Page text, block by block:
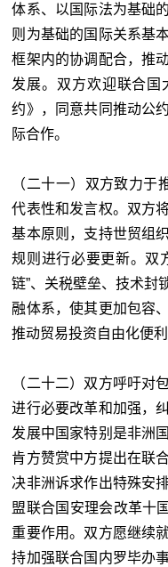
体系、以国际法为基础
则为基础的国际关系基
框架内的协调配合，推
发展。双方欢迎联合国
约》，同意共同推动公
际合作。
（二十一）双方致力于
代表性和发言权。双方
基本原则，支持世贸组
规则进行必要更新。双
链”、关税壁垒、技术封
融体系，使其更加包容
推动贸易投资自由化便
（二十二）双方呼吁对
进行必要改革和加强，
发展中国家特别是非洲
肯方赞赏中方提出在联
决非洲诉求作出特殊安
盟联合国安理会改革十
重要作用。双方愿继续
持加强联合国内罗毕办